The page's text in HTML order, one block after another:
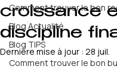
Comment trouver le bon
Blog Actualité
Blog TIPS
Comment trouver le bon
croissance
discipline
Dernière mise à jour : 28 juil.